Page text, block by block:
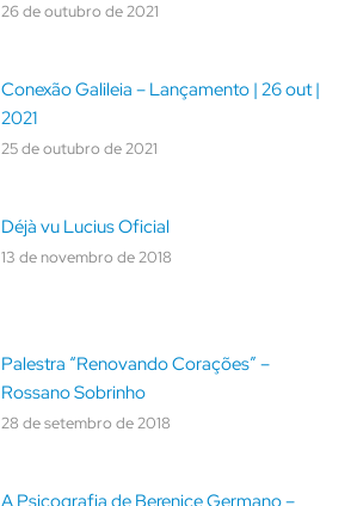
26 de outubro de 2021
Conexão Galileia – Lançamento | 26 out |
2021
25 de outubro de 2021
Déjà vu Lucius Oficial
13 de novembro de 2018
Palestra “Renovando Corações” –
Rossano Sobrinho
28 de setembro de 2018
A Psicografia de Berenice Germano –